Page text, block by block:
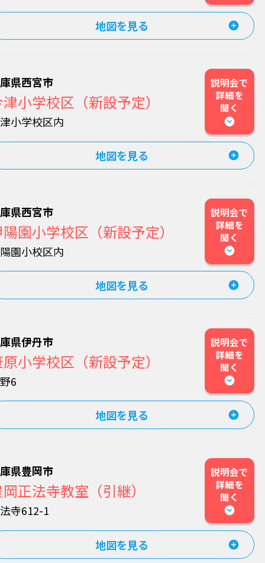
地図を見る
県西宮市
小学校区（新設予定）
小学校区内
説明会で
詳細を
聞く
地図を見る
県西宮市
園小学校区（新設予定）
園小校区内
説明会で
詳細を
聞く
地図を見る
県伊丹市
小学校区（新設予定）
6
説明会で
詳細を
聞く
地図を見る
県豊岡市
正法寺教室（引継）
寺612-1
説明会で
詳細を
聞く
地図を見る